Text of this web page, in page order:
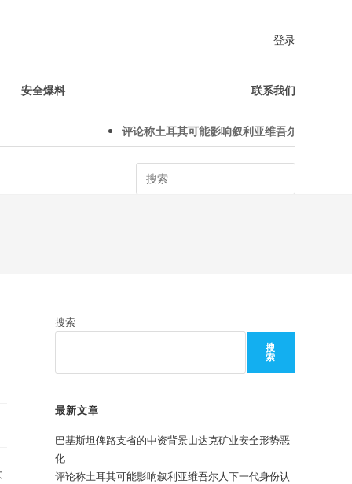
登录
安全爆料 联系我们
评论称土耳其可能影响叙利亚维吾尔人下一代身份
Search
搜索
搜
索
最新文章
巴基斯坦俾路支省的中资背景山达克矿业安全形势恶
化
评论称土耳其可能影响叙利亚维吾尔人下一代身份认